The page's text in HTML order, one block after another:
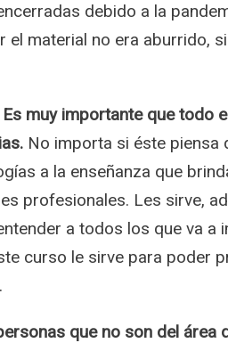
debido a la
material no era aburrido,
Es muy importante que todo
No importa si éste piensa
a la enseñanza que
profesionales. Les sirve,
a todos los que va
curso le sirve para poder
que no son del